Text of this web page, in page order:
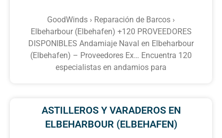
GoodWinds › Reparación de Barcos ›
Elbeharbour (Elbehafen) +120 PROVEEDORES
DISPONIBLES Andamiaje Naval en Elbeharbour
(Elbehafen) – Proveedores Ex… Encuentra 120
especialistas en andamios para
ASTILLEROS Y VARADEROS EN
ELBEHARBOUR (ELBEHAFEN)